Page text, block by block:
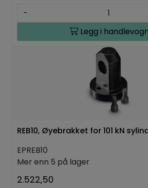
-
Legg i handlevogn
REB10, Øyebrakket for 101 kN
EPREB10
Mer enn 5 på lager
2.522,50